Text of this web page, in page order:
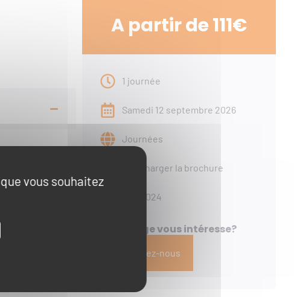
du
», «
A partir de 111€
1 journée
Samedi 12 septembre 2026
Journées
Télécharger la brochure
Ref. : 024
Ce voyage vous intéresse?
Consultez-nous
vous souhaitez